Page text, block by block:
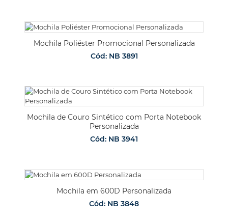
Mochila Poliéster Promocional Personalizada
Cód: NB 3891
Mochila de Couro Sintético com Porta Notebook
Personalizada
Cód: NB 3941
Mochila em 600D Personalizada
Cód: NB 3848